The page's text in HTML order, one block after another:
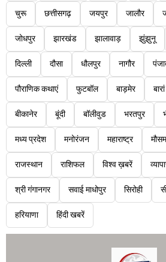
चुरू छत्तीसगढ़ जयपुर जालौर
जोधपुर झारखंड झालावाड़ झुंझुनू
दिल्ली दौसा धौलपुर नागौर
पौराणिक कथाएं फुटबॉल बाड़मेर बारां
बीकानेर बूंदी बॉलीवुड भरतपुर
मध्य प्रदेश मनोरंजन महाराष्ट्र मौसम
राजस्थान राशिफल विश्व ख़बरें
श्री गंगानगर सवाई माधोपुर सिरोही
हरियाणा हिंदी खबरें